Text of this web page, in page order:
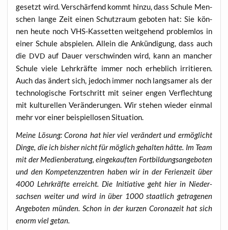
gesetzt wird. Ver­schär­fend kommt hin­zu, dass Schu­le Men­
schen lan­ge Zeit einen Schutz­raum gebo­ten hat: Sie kön­
nen heu­te noch VHS-Kas­set­ten weit­ge­hend pro­blem­los in
einer Schu­le abspie­len. Allein die Ankün­di­gung, dass auch
die DVD auf Dau­er ver­schwin­den wird, kann an man­cher
Schu­le vie­le Lehr­kräf­te immer noch erheb­lich irri­tie­ren.
Auch das ändert sich, jedoch immer noch lang­sa­mer als der
tech­no­lo­gi­sche Fort­schritt mit sei­ner engen Ver­flech­tung
mit kul­tu­rel­len Ver­än­de­run­gen. Wir ste­hen wie­der ein­mal
mehr vor einer bei­spiel­lo­sen Situation.
Mei­ne Lösung: Coro­na hat hier viel ver­än­dert und ermög­licht
Din­ge, die ich bis­her nicht für mög­lich gehal­ten hät­te. Im Team
mit der Medi­en­be­ra­tung, ein­ge­kauf­ten Fort­bil­dungs­an­ge­bo­ten
und den Kom­pe­tenz­zen­tren haben wir in der Feri­en­zeit über
4000 Lehr­kräf­te erreicht. Die Initia­ti­ve geht hier in Nie­der­
sach­sen wei­ter und wird in über 1000 staat­lich getra­ge­nen
Ange­bo­ten mün­den. Schon in der kur­zen Coro­na­zeit hat sich
enorm viel getan.